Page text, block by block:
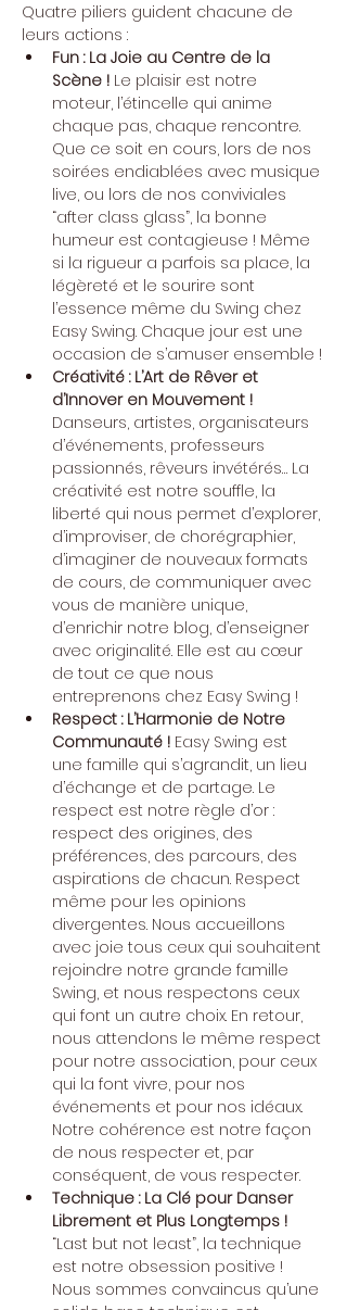
Quatre piliers guident chacune de
leurs actions :
Fun : La Joie au Centre de la
Scène ! Le plaisir est notre
moteur, l’étincelle qui anime
chaque pas, chaque rencontre.
Que ce soit en cours, lors de nos
soirées endiablées avec musique
live, ou lors de nos conviviales
“after class glass”, la bonne
humeur est contagieuse ! Même
si la rigueur a parfois sa place, la
légèreté et le sourire sont
l’essence même du Swing chez
Easy Swing. Chaque jour est une
occasion de s’amuser ensemble !
Créativité : L’Art de Rêver et
d’Innover en Mouvement !
Danseurs, artistes, organisateurs
d’événements, professeurs
passionnés, rêveurs invétérés… La
créativité est notre souffle, la
liberté qui nous permet d’explorer,
d’improviser, de chorégraphier,
d’imaginer de nouveaux formats
de cours, de communiquer avec
vous de manière unique,
d’enrichir notre blog, d’enseigner
avec originalité. Elle est au cœur
de tout ce que nous
entreprenons chez Easy Swing !
Respect : L’Harmonie de Notre
Communauté ! Easy Swing est
une famille qui s’agrandit, un lieu
d’échange et de partage. Le
respect est notre règle d’or :
respect des origines, des
préférences, des parcours, des
aspirations de chacun. Respect
même pour les opinions
divergentes. Nous accueillons
avec joie tous ceux qui souhaitent
rejoindre notre grande famille
Swing, et nous respectons ceux
qui font un autre choix. En retour,
nous attendons le même respect
pour notre association, pour ceux
qui la font vivre, pour nos
événements et pour nos idéaux.
Notre cohérence est notre façon
de nous respecter et, par
conséquent, de vous respecter.
Technique : La Clé pour Danser
Librement et Plus Longtemps !
“Last but not least”, la technique
est notre obsession positive !
Nous sommes convaincus qu’une